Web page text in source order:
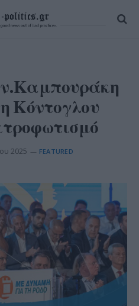
Κόντογλου
2025 FEATURED